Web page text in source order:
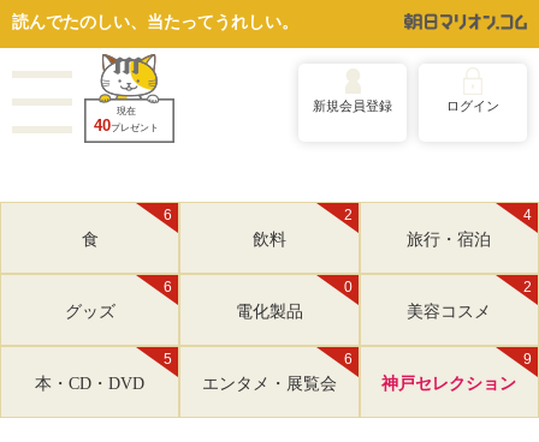
読んでたのしい、当たってうれしい。
現在
40プレゼント
新規会員登録 ログイン
6
食
2
飲料
4
旅行・宿泊
6
グッズ
0
電化製品
2
美容コスメ
5
本・CD・DVD
6
エンタメ・展覧会
9
神戸セレクション